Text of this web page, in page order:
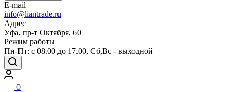
E-mail
info@liantrade.ru
Адрес
Уфа, пр-т Октября, 60
Режим работы
Пн-Пт: c 08.00 до 17.00, Cб,Вс - выходной
0